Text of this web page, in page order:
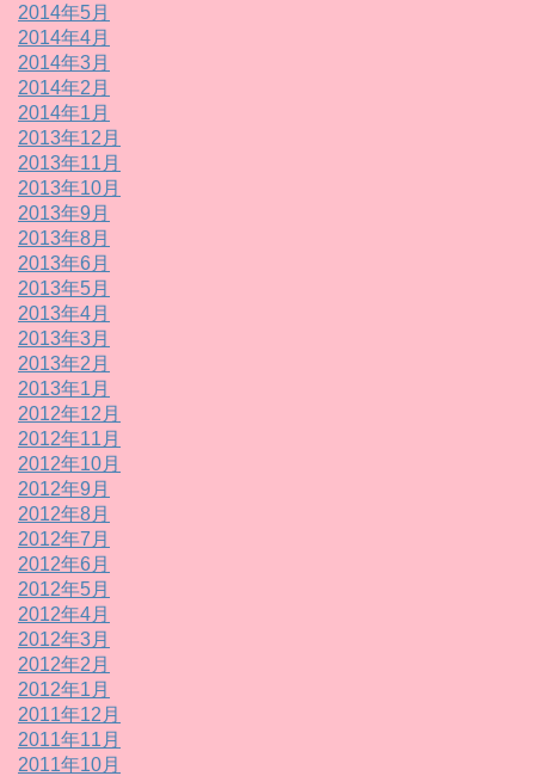
2014年5月
2014年4月
2014年3月
2014年2月
2014年1月
2013年12月
2013年11月
2013年10月
2013年9月
2013年8月
2013年6月
2013年5月
2013年4月
2013年3月
2013年2月
2013年1月
2012年12月
2012年11月
2012年10月
2012年9月
2012年8月
2012年7月
2012年6月
2012年5月
2012年4月
2012年3月
2012年2月
2012年1月
2011年12月
2011年11月
2011年10月